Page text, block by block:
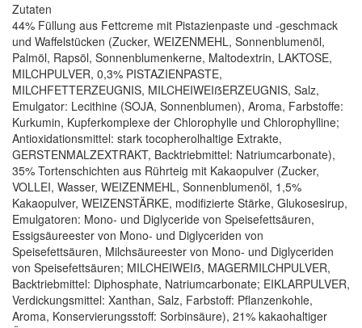
Zutaten
44% Füllung aus Fettcreme mit Pistazienpaste und -geschmack
und Waffelstücken (Zucker, WEIZENMEHL, Sonnenblumenöl,
Palmöl, Rapsöl, Sonnenblumenkerne, Maltodextrin, LAKTOSE,
MILCHPULVER, 0,3% PISTAZIENPASTE,
MILCHFETTERZEUGNIS, MILCHEIWEIẞERZEUGNIS, Salz,
Emulgator: Lecithine (SOJA, Sonnenblumen), Aroma, Farbstoffe:
Kurkumin, Kupferkomplexe der Chlorophylle und Chlorophylline;
Antioxidationsmittel: stark tocopherolhaltige Extrakte,
GERSTENMALZEXTRAKT, Backtriebmittel: Natriumcarbonate),
35% Tortenschichten aus Rührteig mit Kakaopulver (Zucker,
VOLLEI, Wasser, WEIZENMEHL, Sonnenblumenöl, 1,5%
Kakaopulver, WEIZENSTÄRKE, modifizierte Stärke, Glukosesirup,
Emulgatoren: Mono- und Diglyceride von Speisefettsäuren,
Essigsäureester von Mono- und Diglyceriden von
Speisefettsäuren, Milchsäureester von Mono- und Diglyceriden
von Speisefettsäuren; MILCHEIWEIẞ, MAGERMILCHPULVER,
Backtriebmittel: Diphosphate, Natriumcarbonate; EIKLARPULVER,
Verdickungsmittel: Xanthan, Salz, Farbstoff: Pflanzenkohle,
Aroma, Konservierungsstoff: Sorbinsäure), 21% kakaohaltiger